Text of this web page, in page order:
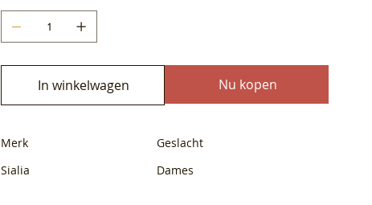
In winkelwagen Nu kopen
Merk
Sialia
Geslacht
Dames